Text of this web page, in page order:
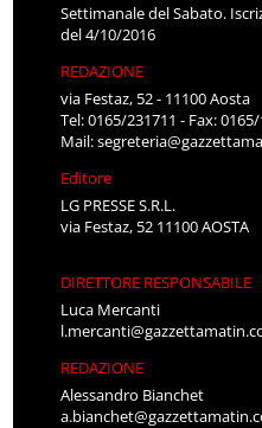
Settimanale del Sabato.
del 4/10/2016
REDAZIONE
via Festaz, 52 - 11100 Aosta
Tel: 0165/231711 - Fax:
Mail:
Editore
LG PRESSE S.R.L.
via Festaz, 52 11100 AOSTA
DIRETTORE RESPONSABILE
Luca Mercanti
REDAZIONE
Alessandro Bianchet